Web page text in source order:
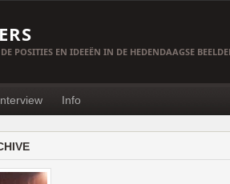
POSITIES EN IDEEËN IN DE HEDENDAAGSE
Info